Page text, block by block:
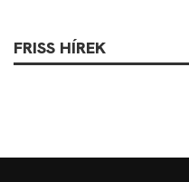
FRISS HÍREK